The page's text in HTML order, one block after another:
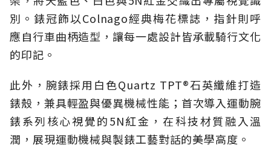
別。錶冠飾以Colnago經典梅花標誌，指針則呼
應自行車曲柄造型，讓每一處設計皆承載騎行文化
的印記。
此外，腕錶採用白色Quartz TPT®石英纖維打造
錶殼，兼具輕盈與優異機械性能；首次導入運動腕
錶系列核心視覺的5N紅金，在科技材質融入溫
潤，展現運動機械與製錶工藝對話的美學高度。